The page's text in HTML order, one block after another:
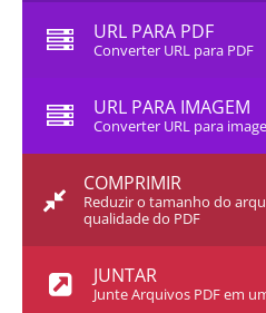
URL PARA PDF
Converter URL para PDF
URL PARA IMAGEM
Converter URL para
COMPRIMIR
Reduzir o tamanho do
qualidade do PDF
JUNTAR
Junte Arquivos PDF em